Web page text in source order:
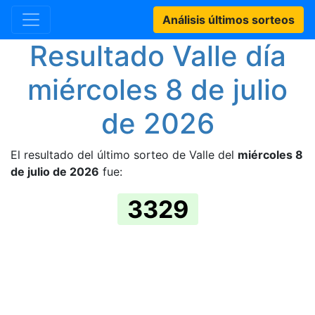
Análisis últimos sorteos
Resultado Valle día
miércoles 8 de julio
de 2026
El resultado del último sorteo de Valle del miércoles 8
de julio de 2026 fue:
3329